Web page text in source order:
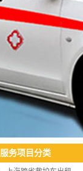
服务项目分类